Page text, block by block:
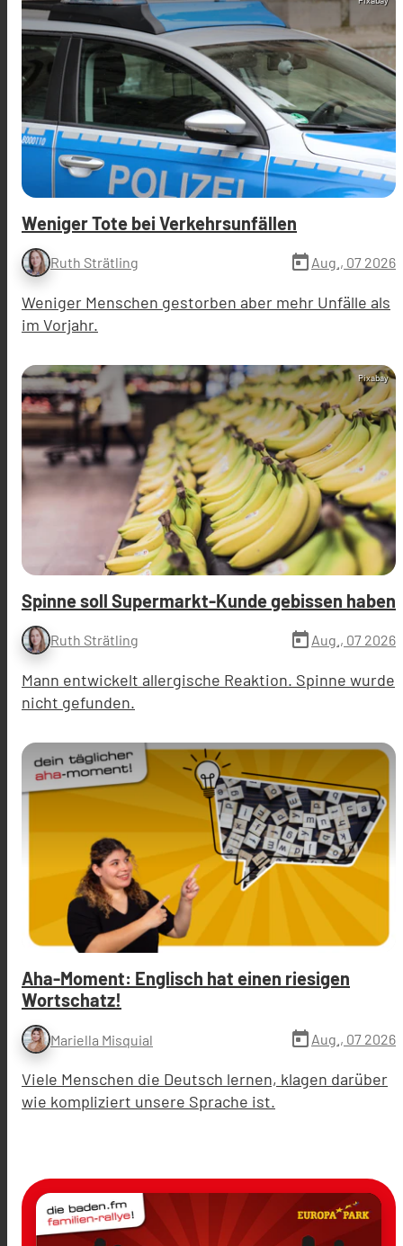
Weniger Tote bei Verkehrsunfällen
Ruth Strätling today Aug., 07 2026
Weniger Menschen gestorben aber mehr Unfälle als
im Vorjahr.
Pixabay
Spinne soll Supermarkt-Kunde gebissen haben
Ruth Strätling today Aug., 07 2026
Mann entwickelt allergische Reaktion. Spinne wurde
nicht gefunden.
Aha-Moment: Englisch hat einen riesigen
Wortschatz!
Mariella Misquial today Aug., 07 2026
Viele Menschen die Deutsch lernen, klagen darüber
wie kompliziert unsere Sprache ist.